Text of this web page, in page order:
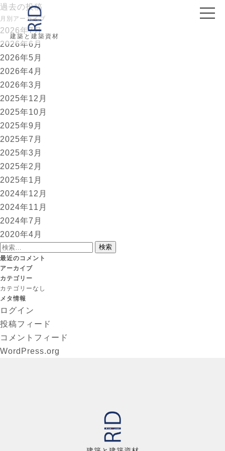
建築と建築資材
投
稿
ビ
ゲ
ー
ョ
ン
過去の投稿
月別アーカイブ
2026年7月
2026年6月
2026年5月
2026年4月
2026年3月
2025年12月
2025年10月
2025年9月
2025年7月
2025年3月
2025年2月
2025年1月
2024年12月
2024年11月
2024年7月
2020年4月
検
索:
最近のコメント
アーカイブ
カテゴリー
カテゴリーなし
メタ情報
ログイン
投稿フィード
コメントフィード
WordPress.org